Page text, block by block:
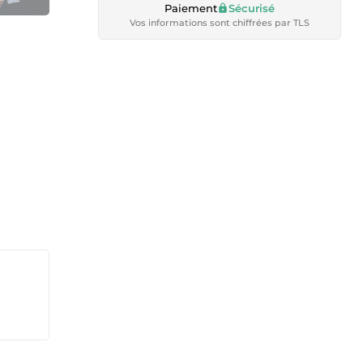
Paiement Sécurisé
Vos informations sont chiffrées par TLS